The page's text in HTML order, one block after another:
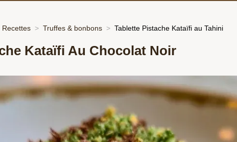
Recettes Truffes & bonbons Tablette Pistache Kataïfi au Tahini
Kataïfi Au Chocolat Noir